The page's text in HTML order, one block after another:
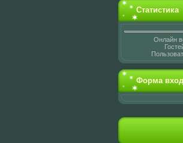
Статистика
Онлайн
Форма